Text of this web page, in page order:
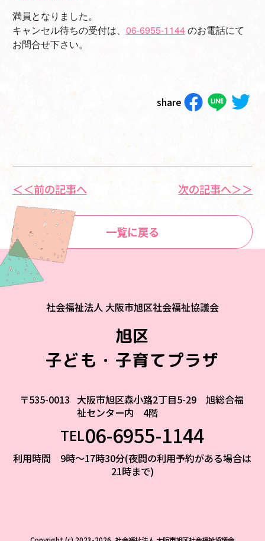
満員となりました。
キャンセル待ちの受付は、 06-6955-1144のお電話にて
お問合せ下さい。
share
＜＜前の記事へ
一覧に戻る
次の記事へ＞＞
社会福祉法人 大阪市旭区社会福祉協議会
旭区
子ども・子育てプラザ
〒535-0013 大阪市旭区森小路2丁目5-29 旭総合福
祉センター内 4階
TEL06-6955-1144
利用時間 9時～17時30分(夜間の利用予約がある場合は
21時まで)